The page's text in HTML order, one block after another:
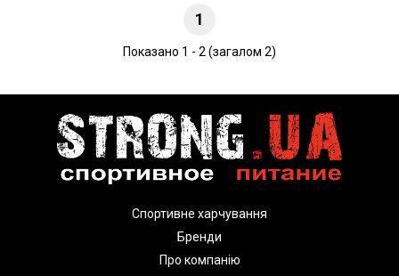
1
Показано 1 - 2 (загалом 2)
Спортивне харчування
Бренди
Про компанію